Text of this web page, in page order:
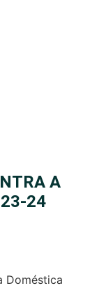
A
24
Doméstica